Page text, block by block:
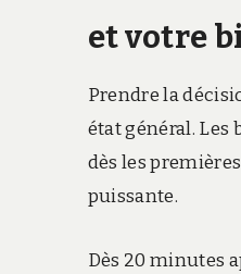
et votre
Prendre la
état général.
dès les
puissante.
Dès 20 minutes